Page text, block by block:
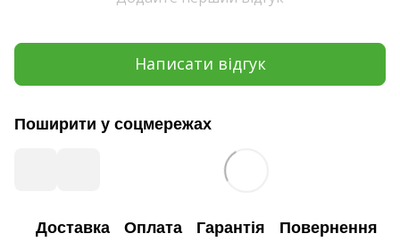
Написати відгук
Поширити у соцмережах
Доставка Оплата Гарантія Повернення